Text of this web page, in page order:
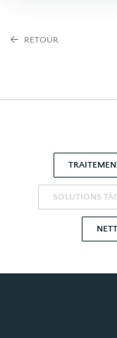
RETOUR
SOLUTIONS